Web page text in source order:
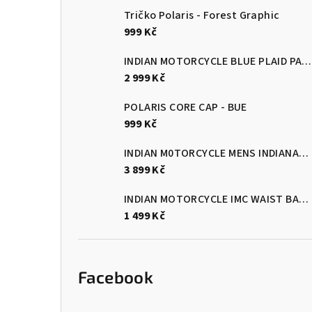
Tričko Polaris - Forest Graphic
999 Kč
INDIAN MOTORCYCLE BLUE PLAID PASADENA SHORT SLEEVE SHIRT
2 999 Kč
POLARIS CORE CAP - BUE
999 Kč
INDIAN M0TORCYCLE MENS INDIANAPOLIS GLOVES - BLACK/RED
3 899 Kč
INDIAN MOTORCYCLE IMC WAIST BAG - BLACK
1 499 Kč
Facebook